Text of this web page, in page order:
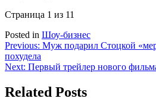
Страница 1 из 11
Posted in Шоу-бизнес
Навигация
по
Previous: Муж подарил Стоцкой
похудела
Next: Первый трейлер нового
Related Posts